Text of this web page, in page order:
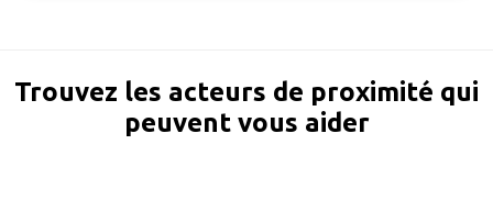
Trouvez les acteurs de proximité qui
peuvent vous aider